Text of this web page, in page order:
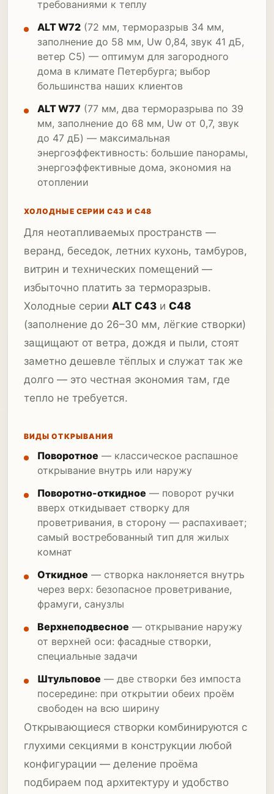
требованиями к теплу
ALT W72 (72 мм, терморазрыв 34 мм,
заполнение до 58 мм, Uw 0,84, звук 41 дБ,
ветер C5) — оптимум для загородного
дома в климате Петербурга; выбор
большинства наших клиентов
ALT W77 (77 мм, два терморазрыва по 39
мм, заполнение до 68 мм, Uw от 0,7, звук
до 47 дБ) — максимальная
энергоэффективность: большие панорамы,
энергоэффективные дома, экономия на
отоплении
ХОЛОДНЫЕ СЕРИИ C43 И C48
Для неотапливаемых пространств —
веранд, беседок, летних кухонь, тамбуров,
витрин и технических помещений —
избыточно платить за терморазрыв.
Холодные серии ALT C43 и C48
(заполнение до 26–30 мм, лёгкие створки)
защищают от ветра, дождя и пыли, стоят
заметно дешевле тёплых и служат так же
долго — это честная экономия там, где
тепло не требуется.
ВИДЫ ОТКРЫВАНИЯ
Поворотное — классическое распашное
открывание внутрь или наружу
Поворотно-откидное — поворот ручки
вверх откидывает створку для
проветривания, в сторону — распахивает;
самый востребованный тип для жилых
комнат
Откидное — створка наклоняется внутрь
через верх: безопасное проветривание,
фрамуги, санузлы
Верхнеподвесное — открывание наружу
от верхней оси: фасадные створки,
специальные задачи
Штульповое — две створки без импоста
посередине: при открытии обеих проём
свободен на всю ширину
Открывающиеся створки комбинируются с
глухими секциями в конструкции любой
конфигурации — деление проёма
подбираем под архитектуру и удобство